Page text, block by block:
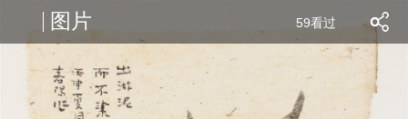
图片 59看过